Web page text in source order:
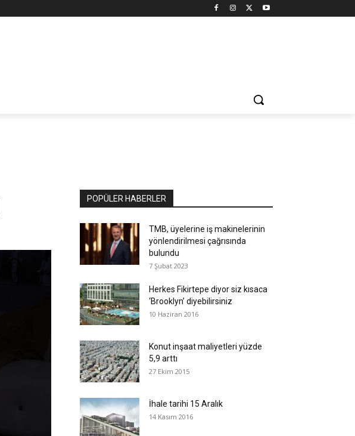
POPÜLER HABERLER
TMB, üyelerine iş makinelerinin
yönlendirilmesi çağrısında
bulundu
7 Şubat 2023
Herkes Fikirtepe diyor siz kısaca
‘Brooklyn’ diyebilirsiniz
10 Haziran 2016
Konut inşaat maliyetleri yüzde
5,9 arttı
27 Ekim 2015
İhale tarihi 15 Aralık
14 Kasım 2016